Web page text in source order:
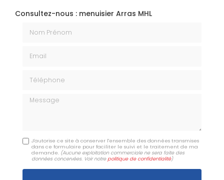
Consultez-nous : menuisier Arras MHL
Message
J'autorise ce site à conserver l'ensemble des données transmises
dans ce formulaire pour faciliter le suivi et le traitement de ma
demande. (Aucune exploitation commerciale ne sera faite des
données concervées. Voir notrepolitique de confidentialité)